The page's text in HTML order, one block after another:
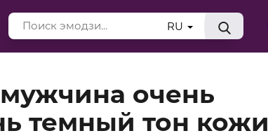
RU
очень
темный тон кожи